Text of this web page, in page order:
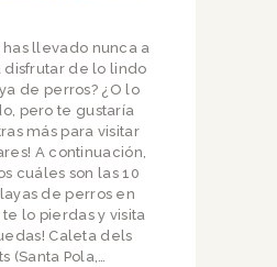
has llevado nunca a
disfrutar de lo lindo
de perros? ¿O lo
pero te gustaría
más para visitar
A continuación,
cuáles son las 10
de perros en
te lo pierdas y visita
Caleta dels
(Santa Pola,…